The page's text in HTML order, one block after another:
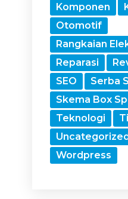
Komponen
Otomotif
Rangkaian
Reparasi
SEO
Serba
Skema Box
Teknologi
Wordpress